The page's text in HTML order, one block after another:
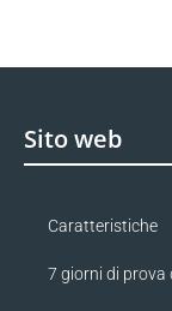
Sito web
Caratteristiche
7 giorni di prova